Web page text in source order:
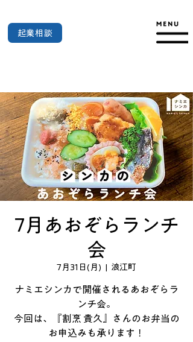
起業相談
7月あおぞらランチ
会
7月31日(月) 浪江町
ナミエシンカで開催されるあおぞらラ
ンチ会。
今回は、『割烹 貴久』さんのお弁当の
お申込みも承ります！